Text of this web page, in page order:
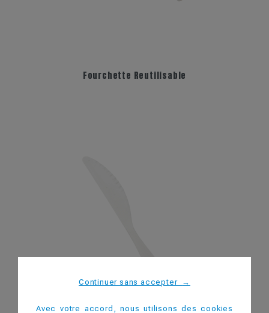
Fourchette Reutilisable
Continuer sans accepter →
Avec votre accord, nous utilisons des cookies